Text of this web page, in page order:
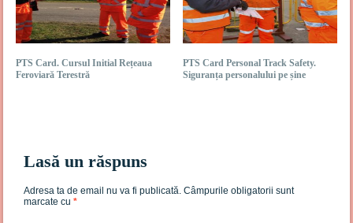
PTS Card. Cursul Initial Rețeaua
Feroviară Terestră
PTS Card Personal Track Safety.
Siguranța personalului pe șine
Lasă un răspuns
Adresa ta de email nu va fi publicată. Câmpurile obligatorii sunt
marcate cu*